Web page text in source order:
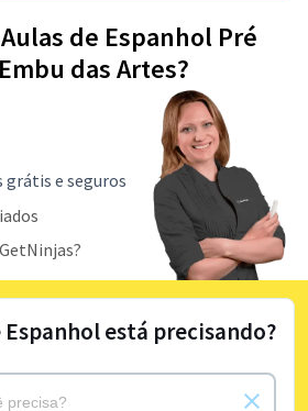
de Espanhol Pré
das Artes?
e seguros
Espanhol está precisando?